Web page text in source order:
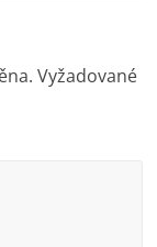
Vyžadované